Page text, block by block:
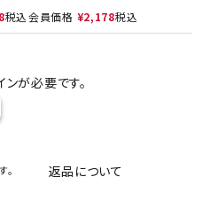
税込会員価格 ¥2,178税込
が必要です。
。 返品について